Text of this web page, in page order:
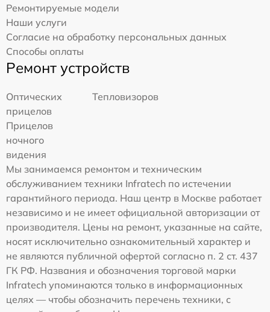
Ремонтируемые модели
Наши услуги
Согласие на обработку персональных данных
Способы оплаты
Ремонт устройств
Оптических
прицелов
Тепловизоров
Прицелов
ночного
видения
Мы занимаемся ремонтом и техническим
обслуживанием техники Infratech по истечении
гарантийного периода. Наш центр в Москве работает
независимо и не имеет официальной авторизации от
производителя. Цены на ремонт, указанные на сайте,
носят исключительно ознакомительный характер и
не являются публичной офертой согласно п. 2 ст. 437
ГК РФ. Названия и обозначения торговой марки
Infratech упоминаются только в информационных
целях — чтобы обозначить перечень техники, с